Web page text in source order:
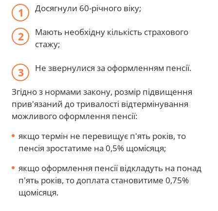
Досягнули 60-річного віку;
Мають необхідну кількість страхового
стажу;
Не звернулися за оформленням пенсії.
Згідно з нормами закону, розмір підвищення
прив'язаний до тривалості відтермінування
можливого оформлення пенсії:
якщо термін не перевищує п'ять років, то
пенсія зростатиме на 0,5% щомісяця;
якщо оформлення пенсії відкладуть на понад
п'ять років, то доплата становитиме 0,75%
щомісяця.